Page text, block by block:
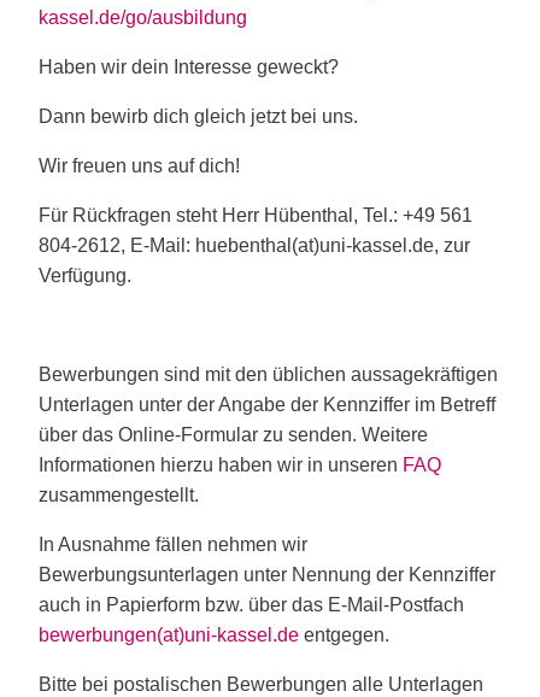
kassel.de/go/ausbildung
Haben wir dein Interesse geweckt?
Dann bewirb dich gleich jetzt bei uns.
Wir freuen uns auf dich!
Für Rückfragen steht Herr Hübenthal, Tel.: +49 561
804-2612, E-Mail: huebenthal(at)uni-kassel.de, zur
Verfügung.
Bewerbungen sind mit den üblichen aussagekräftigen
Unterlagen unter der Angabe der Kennziffer im Betreff
über das Online-Formular zu senden. Weitere
Informationen hierzu haben wir in unseren FAQ
zusammengestellt.
In Ausnahme fällen nehmen wir
Bewerbungsunterlagen unter Nennung der Kennziffer
auch in Papierform bzw. über das E-Mail-Postfach
bewerbungen(at)uni-kassel.de entgegen.
Bitte bei postalischen Bewerbungen alle Unterlagen